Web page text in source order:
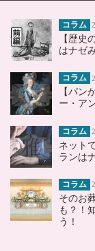
コラム
【歴史
はナゼ
コラム
【パン
ー・ア
コラム
ネット
ランは
コラム
そのお
も？！
う！